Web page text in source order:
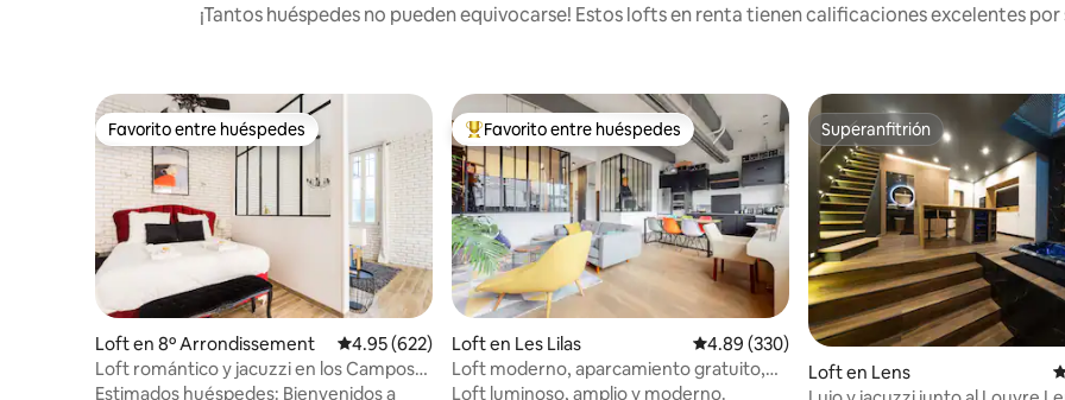
¡Tantos huéspedes no pueden equivocarse! Estos lofts en renta tienen calificaciones excelentes
Favorito entre huéspedes
Favorito entre huéspedes
Loft en 8º Arrondissement Calificación promedio: 4.95 de 5; 622 evaluaciones
4.95 (622)
Loft romántico y jacuzzi en los Campos
Elíseos
Estimados huéspedes: Bienvenidos a
De los mejores en Favorito entre huéspedes
Favorito entre huéspedes
Loft en Les Lilas Calificación promedio: 4.89 de 5; 330
4.89 (330)
Loft moderno, aparcamiento gratuito,
cerca de París.
Loft luminoso, amplio y moderno.
Superanfitrión
Superanfitrión
Loft en Lens